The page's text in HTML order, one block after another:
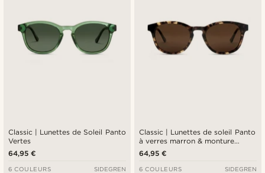
Classic | Lunettes de Soleil Panto
Vertes
64,95 €
6 COULEURS SIDEGREN
Classic | Lunettes de soleil Panto
à verres marron & monture
écaille
64,95 €
6 COULEURS SIDEGREN